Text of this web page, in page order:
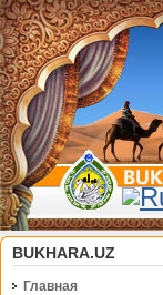
BUKHARA.UZ
Главная